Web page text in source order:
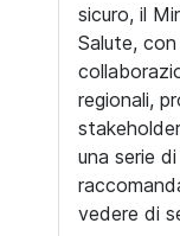
sicuro, il
Salute, con
regionali,
una serie di
vedere di